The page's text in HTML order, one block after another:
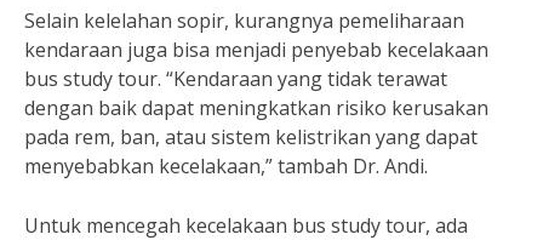
Selain kelelahan sopir, kurangnya pemeliharaan
kendaraan juga bisa menjadi penyebab kecelakaan
bus study tour. “Kendaraan yang tidak terawat
dengan baik dapat meningkatkan risiko kerusakan
pada rem, ban, atau sistem kelistrikan yang dapat
menyebabkan kecelakaan,” tambah Dr. Andi.
Untuk mencegah kecelakaan bus study tour, ada